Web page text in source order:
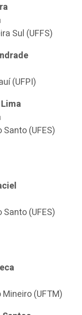
Sul (UFFS)
(UFPI)
(UFES)
(UFES)
(UFTM)